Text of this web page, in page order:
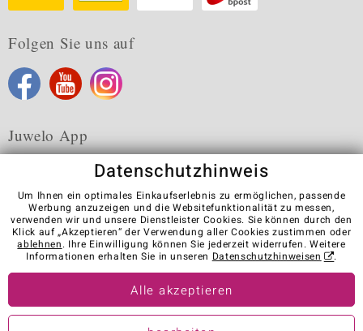
Folgen Sie uns auf
Juwelo App
Karriere AGB Datenschutz Cookies
Impressum
Kontakt
Vertrag widerrufen
Visit our stores in other countries:
© Juwelo Deutschland GmbH (ein Tochterunternehmen der elumeo
Datenschutzhinweis
Um Ihnen ein optimales Einkaufserlebnis zu ermöglichen, passende
Werbung anzuzeigen und die Websitefunktionalität zu messen,
verwenden wir und unsere Dienstleister Cookies. Sie können durch den
Klick auf „Akzeptieren“ der Verwendung aller Cookies zustimmen oder
ablehnen. Ihre Einwilligung können Sie jederzeit widerrufen. Weitere
Informationen erhalten Sie in unseren Datenschutzhinweisen .
Alle akzeptieren